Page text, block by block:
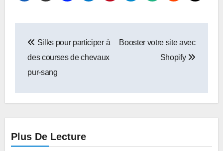
de
l’article
Silks pour participer à
des courses de chevaux
pur-sang
Booster votre site avec
Shopify
Plus De Lecture